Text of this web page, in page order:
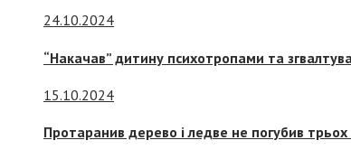
24.10.2024
“Накачав” дитину психотропами та
15.10.2024
Протаранив дерево і ледве не погубив трьох